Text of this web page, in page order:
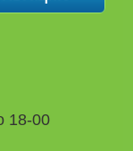
18-00